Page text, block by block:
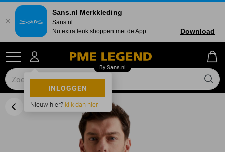
INLOGGEN
Nieuw hier? klik dan hier
Sans.nl Merkkleding
Sans.nl
Nu extra leuk shoppen met de App.
Download